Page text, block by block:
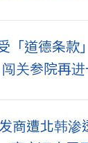
「道德条款
闯关参院再
发商遭北韩